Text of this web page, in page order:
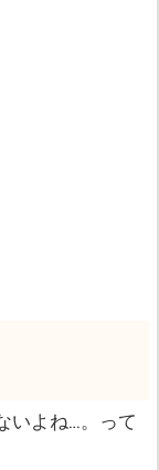
いよね…。って